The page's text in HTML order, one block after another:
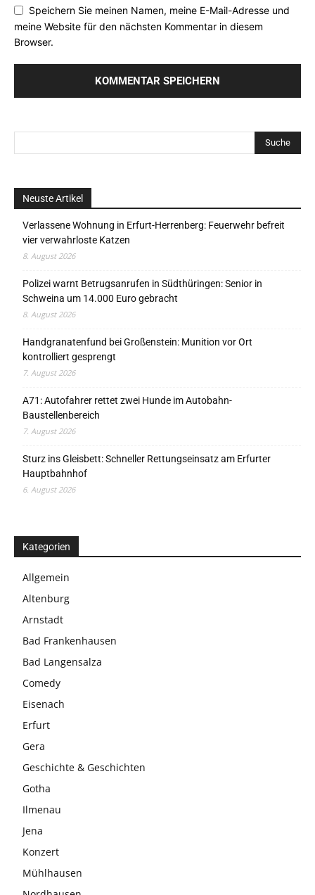
Speichern Sie meinen Namen, meine E-Mail-Adresse und
meine Website für den nächsten Kommentar in diesem
Browser.
Neuste Artikel
Verlassene Wohnung in Erfurt-Herrenberg: Feuerwehr befreit
vier verwahrloste Katzen
8. August 2026
Polizei warnt Betrugsanrufen in Südthüringen: Senior in
Schweina um 14.000 Euro gebracht
8. August 2026
Handgranatenfund bei Großenstein: Munition vor Ort
kontrolliert gesprengt
7. August 2026
A71: Autofahrer rettet zwei Hunde im Autobahn-
Baustellenbereich
7. August 2026
Sturz ins Gleisbett: Schneller Rettungseinsatz am Erfurter
Hauptbahnhof
6. August 2026
Kategorien
Allgemein
Altenburg
Arnstadt
Bad Frankenhausen
Bad Langensalza
Comedy
Eisenach
Erfurt
Gera
Geschichte & Geschichten
Gotha
Ilmenau
Jena
Konzert
Mühlhausen